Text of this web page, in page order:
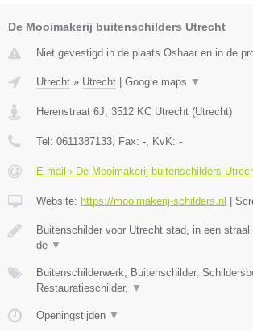
De Mooimakerij buitenschilders Utrecht
Niet gevestigd in de plaats Oshaar en in de
Utrecht » Utrecht Google maps ▼
Herenstraat 6J 3512 KC Utrecht (Utrecht)
Tel: 0611387133 , Fax: - , KvK: -
E-mail › De Mooimakerij buitenschilders
Website: https://mooimakerij-schilders.nl
Buitenschilder voor Utrecht stad, in een
de ▼
Buitenschilderwerk, Buitenschilder,
Restauratieschilder,
▼
Openingstijden ▼